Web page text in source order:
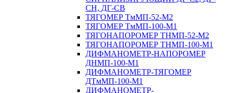
СН, ДГ-СВ
ТЯГОМЕР ТмМП-52-М2
ТЯГОМЕР ТмМП-100-М1
ТЯГОНАПОРОМЕР ТНМП-52-М2
ТЯГОНАПОРОМЕР ТНМП-100-М1
ДИФМАНОМЕТР-НАПОРОМЕР
ДНМП-100-М1
ДИФМАНОМЕТР-ТЯГОМЕР
ДТмМП-100-М1
ДИФМАНОМЕТР-